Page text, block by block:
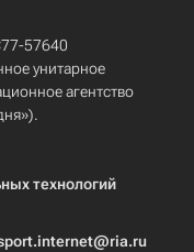
57640
унитарное
агентство
технологий